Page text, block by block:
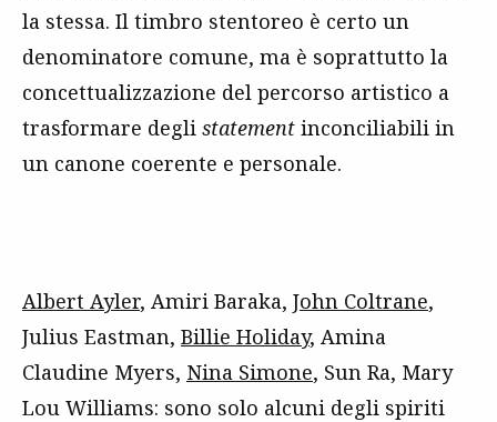
la stessa. Il timbro stentoreo è certo un
denominatore comune, ma è soprattutto la
concettualizzazione del percorso artistico a
trasformare degli statement inconciliabili in
un canone coerente e personale.
Albert Ayler, Amiri Baraka, John Coltrane,
Julius Eastman, Billie Holiday, Amina
Claudine Myers, Nina Simone, Sun Ra, Mary
Lou Williams: sono solo alcuni degli spiriti